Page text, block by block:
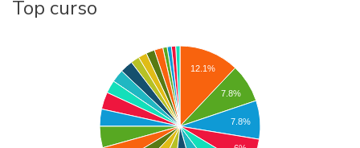
Top curso
12.1%
7.8%
7.8%